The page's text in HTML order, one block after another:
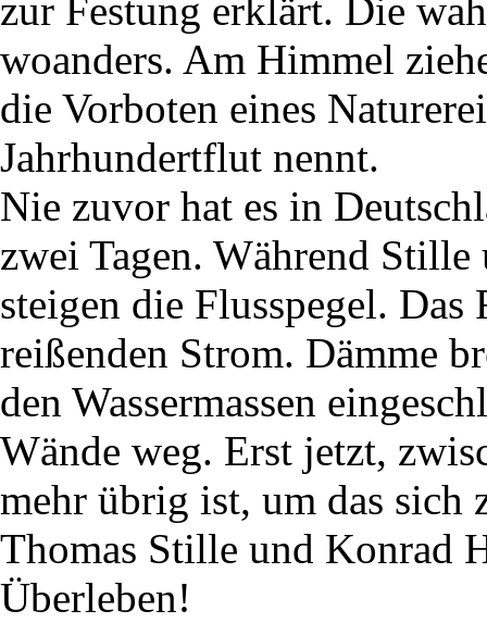
zur Festung erklärt. Die
woanders. Am Himmel
die Vorboten eines
Jahrhundertflut nennt.
Nie zuvor hat es in
zwei Tagen. Während
steigen die Flusspegel.
reißenden Strom. Dämme
den Wassermassen
Wände weg. Erst jetzt,
mehr übrig ist, um das sich
Thomas Stille und Konrad
Überleben!